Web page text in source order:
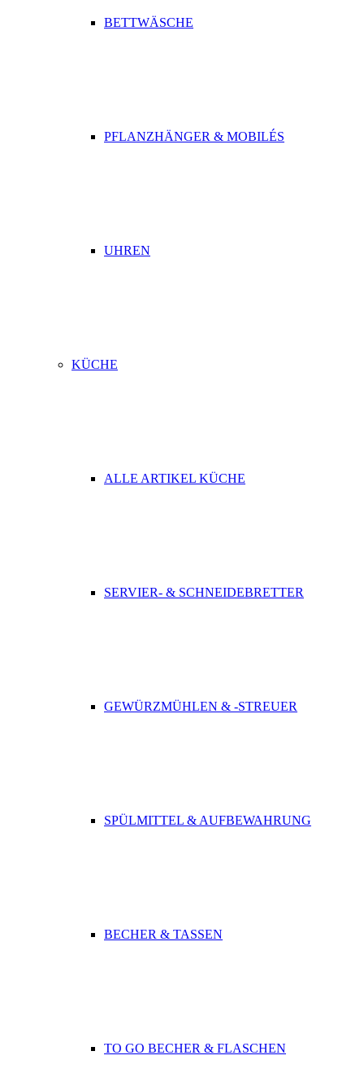
BETTWÄSCHE
PFLANZHÄNGER & MOBILÉS
UHREN
KÜCHE
ALLE ARTIKEL KÜCHE
SERVIER- & SCHNEIDEBRETTER
GEWÜRZMÜHLEN & -STREUER
SPÜLMITTEL & AUFBEWAHRUNG
BECHER & TASSEN
TO GO BECHER & FLASCHEN